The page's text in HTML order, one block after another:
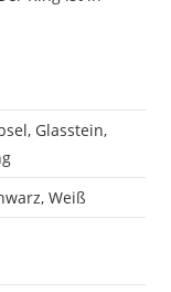
Glasstein,
Weiß